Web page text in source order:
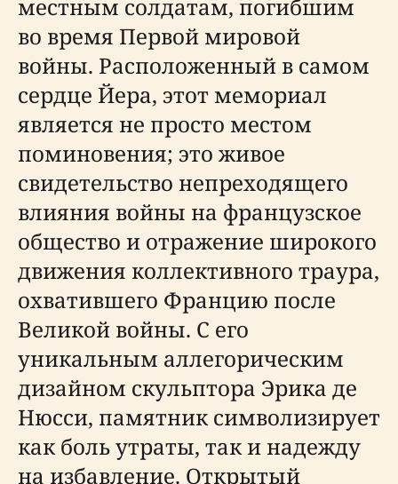
местным солдатам, погибшим
во время Первой мировой
войны. Расположенный в самом
сердце Йера, этот мемориал
является не просто местом
поминовения; это живое
свидетельство непреходящего
влияния войны на французское
общество и отражение широкого
движения коллективного траура,
охватившего Францию после
Великой войны. С его
уникальным аллегорическим
дизайном скульптора Эрика де
Нюсси, памятник символизирует
как боль утраты, так и надежду
на избавление. Открытый